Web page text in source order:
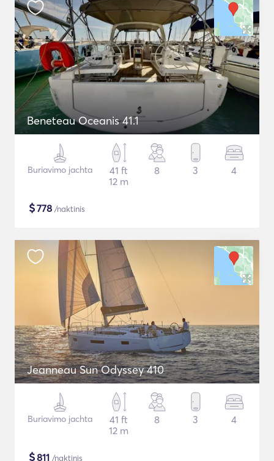
Beneteau Oceanis 41.1
Buriavimo jachta
41 ft
12 m
8 3 4
$778 /naktinis
Jeanneau Sun Odyssey 410
Buriavimo jachta
41 ft
12 m
8 3 4
$811 /naktinis